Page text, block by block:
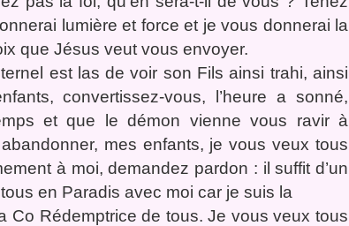
lumière et force et je vous donnerai la
que Jésus veut vous envoyer.
est las de voir son Fils ainsi trahi, ainsi
convertissez-vous, l’heure a sonné,
et que le démon vienne vous ravir à
mes enfants, je vous veux tous
à moi, demandez pardon : il suffit d’un
en Paradis avec moi car je suis la
Co Rédemptrice de tous. Je vous veux tous